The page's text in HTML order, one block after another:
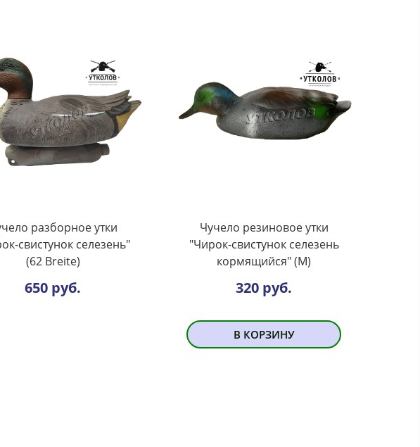
разборное утки
свистунок селезень"
(62 Breite)
650 руб.
Чучело резиновое утки
"Чирок-свистунок селезень
кормящийся" (М)
320 руб.
В КОРЗИНУ